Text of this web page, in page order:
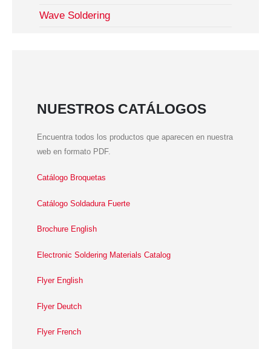
Wave Soldering
NUESTROS CATÁLOGOS
Encuentra todos los productos que aparecen en nuestra
web en formato PDF.
Catálogo Broquetas
Catálogo Soldadura Fuerte
Brochure English
Electronic Soldering Materials Catalog
Flyer English
Flyer Deutch
Flyer French